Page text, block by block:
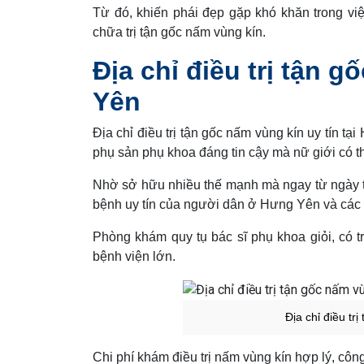
Từ đó, khiến phái đẹp gặp khó khăn trong
chữa trị tận gốc nấm vùng kín.
Địa chỉ điều trị tận
Yên
Địa chỉ điều trị tận gốc nấm vùng kín uy tín tại
phụ sản phụ khoa đáng tin cậy mà nữ giới có
Nhờ sở hữu nhiều thế mạnh mà ngay từ
bệnh uy tín của người dân ở Hưng Yên và các
Phòng khám quy tụ bác sĩ phụ khoa giỏi, có
bệnh viện lớn.
Địa chỉ điều trị
Chi phí khám điều trị nấm vùng kín hợp lý,